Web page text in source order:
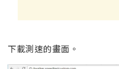
下載測速的畫面。